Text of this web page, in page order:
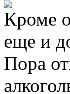
Кроме
еще и
Пора